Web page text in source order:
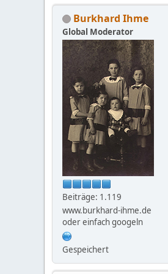
Burkhard Ihme
Global Moderator
Beiträge: 1.119
www.burkhard-ihme.de
oder einfach googeln
Gespeichert